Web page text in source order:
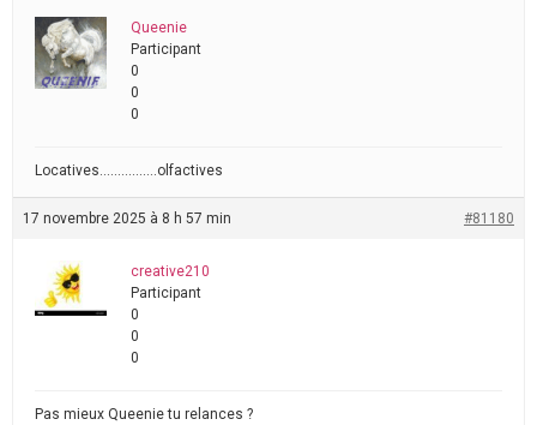
Queenie
Participant
0
0
0
Locatives…………….olfactives
17 novembre 2025 à 8 h 57 min #81180
creative210
Participant
0
0
0
Pas mieux Queenie tu relances ?